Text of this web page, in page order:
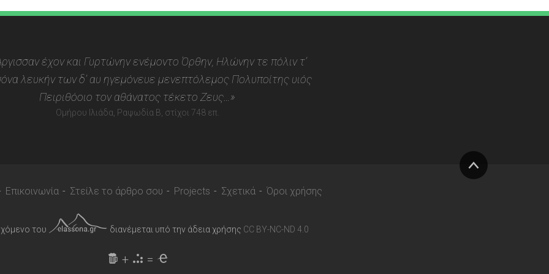
έχον και Γυρτώνην ενέμοντο Όρθην, Ηλώνην τε πόλιν τ’
λευκήν των δ’ αυ ηγεμόνευε μενεπτόλεμος Πολυποίτης υιός
Πειριθόοιο τον αθάνατος τέκετο Ζευς…»
Ομήρου Ιλιάδα, Ραψωδία Β, στίχοι 748 επ.
Επικοινωνία Στείλε το άρθρο σου Projects Σχετικά Όροι χρήσης
του διανέμεται υπό την άδεια χρήσης CC BY-NC-ND 4.0
+ =